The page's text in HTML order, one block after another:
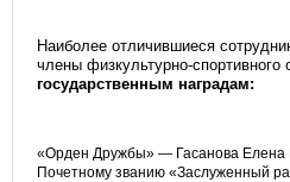
Наиболее отличившиеся
члены физкультурно-
государственным наградам:
«Орден Дружбы» — Гасанова Елена
Почетному званию «Заслуженный